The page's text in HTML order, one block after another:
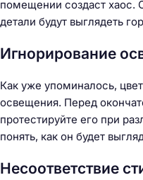
помещении создаст хаос.
детали будут выглядеть
Игнорирование
Как уже упоминалось,
освещения. Перед
протестируйте его при
понять, как он будет
Несоответствие